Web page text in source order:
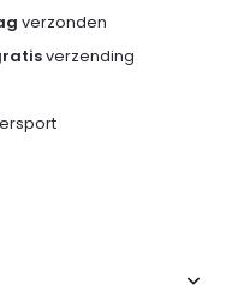
verzonden
verzending